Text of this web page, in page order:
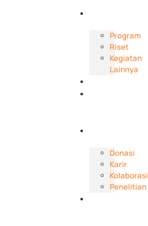
Program
Riset
Kegiatan
Lainnya
Donasi
Karir
Kolaborasi
Penelitian